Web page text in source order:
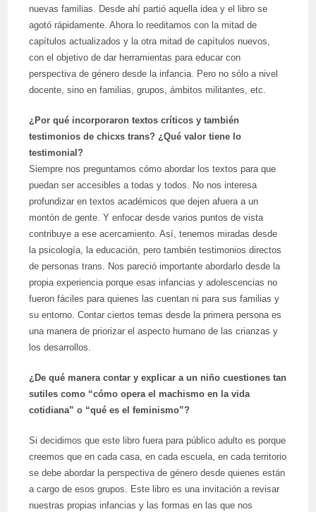
nuevas familias. Desde ahí partió aquella idea y el libro se
agotó rápidamente. Ahora lo reeditamos con la mitad de
capítulos actualizados y la otra mitad de capítulos nuevos,
con el objetivo de dar herramientas para educar con
perspectiva de género desde la infancia. Pero no sólo a nivel
docente, sino en familias, grupos, ámbitos militantes, etc.
¿Por qué incorporaron textos críticos y también
testimonios de chicxs trans? ¿Qué valor tiene lo
testimonial?
Siempre nos preguntamos cómo abordar los textos para que
puedan ser accesibles a todas y todos. No nos interesa
profundizar en textos académicos que dejen afuera a un
montón de gente. Y enfocar desde varios puntos de vista
contribuye a ese acercamiento. Así, tenemos miradas desde
la psicología, la educación, pero también testimonios directos
de personas trans. Nos pareció importante abordarlo desde la
propia experiencia porque esas infancias y adolescencias no
fueron fáciles para quienes las cuentan ni para sus familias y
su entorno. Contar ciertos temas desde la primera persona es
una manera de priorizar el aspecto humano de las crianzas y
los desarrollos.
¿De qué manera contar y explicar a un niño cuestiones tan
sutiles como “cómo opera el machismo en la vida
cotidiana” o “qué es el feminismo”?
Si decidimos que este libro fuera para público adulto es porque
creemos que en cada casa, en cada escuela, en cada territorio
se debe abordar la perspectiva de género desde quienes están
a cargo de esos grupos. Este libro es una invitación a revisar
nuestras propias infancias y las formas en las que nos